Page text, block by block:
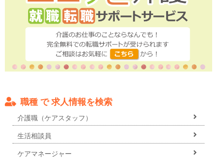
職種 で 求人情報を検索
介護職（ケアスタッフ）
生活相談員
ケアマネージャー